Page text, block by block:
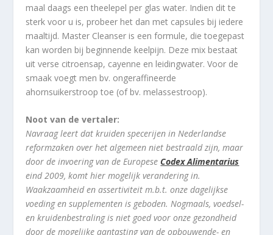
maal daags een theelepel per glas water. Indien dit te
sterk voor u is, probeer het dan met capsules bij iedere
maaltijd. Master Cleanser is een formule, die toegepast
kan worden bij beginnende keelpijn. Deze mix bestaat
uit verse citroensap, cayenne en leidingwater. Voor de
smaak voegt men bv. ongeraffineerde
ahornsuikerstroop toe (of bv. melassestroop).
Noot van de vertaler:
Navraag leert dat kruiden specerijen in Nederlandse
reformzaken over het algemeen niet bestraald zijn, maar
door de invoering van de Europese Codex Alimentarius
eind 2009, komt hier mogelijk verandering in.
Waakzaamheid en assertiviteit m.b.t. onze dagelijkse
voeding en supplementen is geboden. Nogmaals, voedsel-
en kruidenbestraling is niet goed voor onze gezondheid
door de mogelijke aantasting van de opbouwende- en